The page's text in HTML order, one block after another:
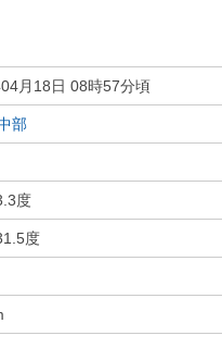
月18日 08時57分頃
部
度
度